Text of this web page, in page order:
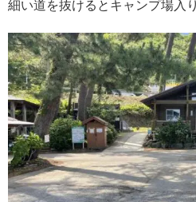
細い道を抜けるとキャンプ場入